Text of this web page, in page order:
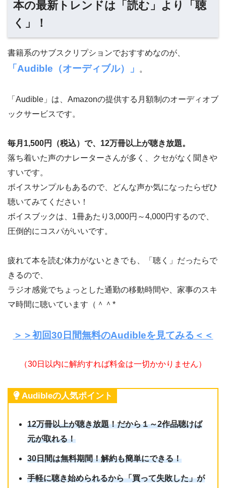
本の最新トレンドは「読む」より「聴
く」！
書籍系のサブスクリプションでおすすめなのが、
「Audible（オーディブル）」 。
「Audible」は、Amazonの提供する月額制のオーディオブ
ックサービスです。
毎月1,500円（税込）で、12万冊以上が聴き放題。
落ち着いた声のナレーターさんが多く、クセがなく聞きや
すいです。
ボイスサンプルもあるので、どんな声か気になったらぜひ
聴いてみてください！
ボイスブックは、1冊あたり3,000円～4,000円するので、
圧倒的にコスパがいいです。
疲れて本を読む体力がないときでも、「聴く」だったらで
きるので、
ラジオ感覚でちょっとした通勤の移動時間や、家事のスキ
マ時間に聴いています（＾＾*
＞＞初回30日間無料のAudibleを見てみる＜＜
（30日以内に解約すれば料金は一切かかりません）
Audibleの人気ポイント
12万冊以上が聴き放題！だから１～2作品聴けば
元が取れる！
30日間は無料期間！解約も簡単にできる！
手軽に聴き始められるから「買って失敗した」が